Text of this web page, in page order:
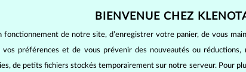
BIJOUX ENDIAMANT
BIENVENUE CHEZ
fonctionnement de notre site, d’enregistrer votre panier, de vous
vos préférences et de vous prévenir des nouveautés ou
de petits fichiers stockés temporairement sur notre serveur. Pour